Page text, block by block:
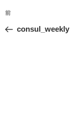
投
ナ
前
の
前
consul_weekly